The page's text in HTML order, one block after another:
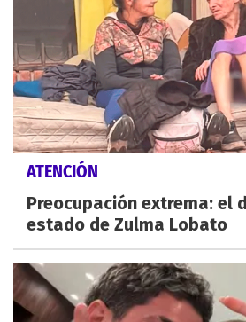
ATENCIÓN
Preocupación extrema: el
estado de Zulma Lobato